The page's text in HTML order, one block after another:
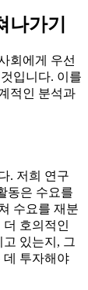
가기
회에게 우선
입니다. 이를
적인 분석과
. 저희 연구
동은 수요를
수요를 재분
호의적인
있는지, 그
데 투자해야